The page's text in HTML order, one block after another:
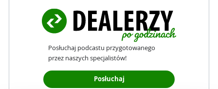
Posłuchaj podcastu przygotowanego
przez naszych specjalistów!
Posłuchaj